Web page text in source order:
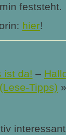
feststeht.
hier!
ist da! –
(Lese-Tipps) »